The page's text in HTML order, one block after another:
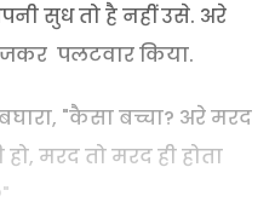
सुध तो है नहीं उसे. अरे
पलटवार किया.
"कैसा बच्चा? अरे मरद
मरद तो मरद ही होता